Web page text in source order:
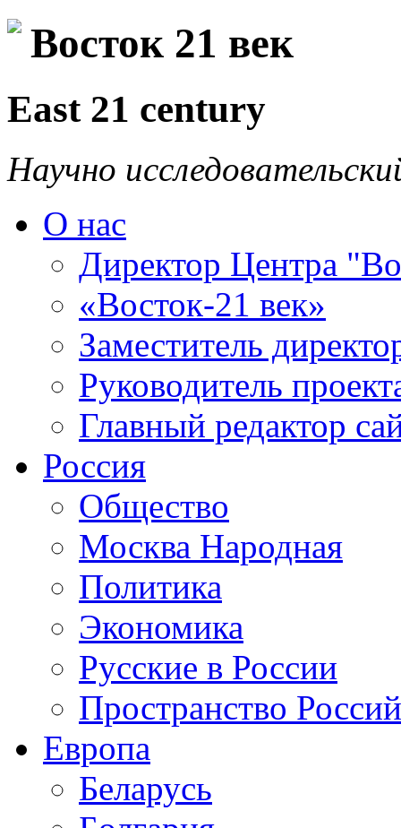
Восток 21 век
East 21 century
Научно
О нас
Директор Центра
«Восток-21 век»
Заместитель
Руководитель
Главный редактор
Россия
Общество
Москва Народная
Политика
Экономика
Русские в России
Пространство
Европа
Беларусь